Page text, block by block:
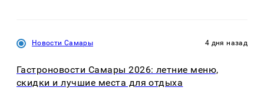
Новости Самары 4 дня назад
Гастроновости Самары 2026: летние меню,
скидки и лучшие места для отдыха